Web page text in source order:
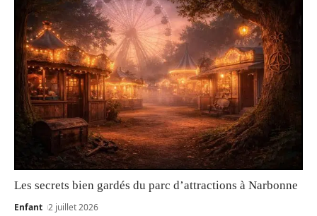
Les secrets bien gardés du parc d’attractions à Narbonne
Enfant 2 juillet 2026